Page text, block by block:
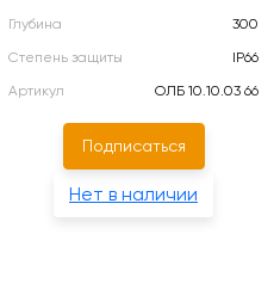
Глубина
300
Степень защиты
IP66
Артикул
ОЛБ 10.10.03 66
Подписаться
Нет в наличии